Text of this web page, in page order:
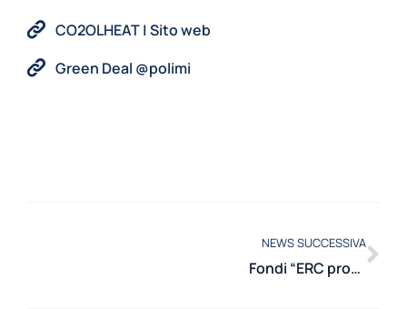
CO2OLHEAT | Sito web
Green Deal @polimi
NEWS SUCCESSIVA
Fondi “ERC proof of concept” a Matteo Passoni e al suo progetto PANTANI